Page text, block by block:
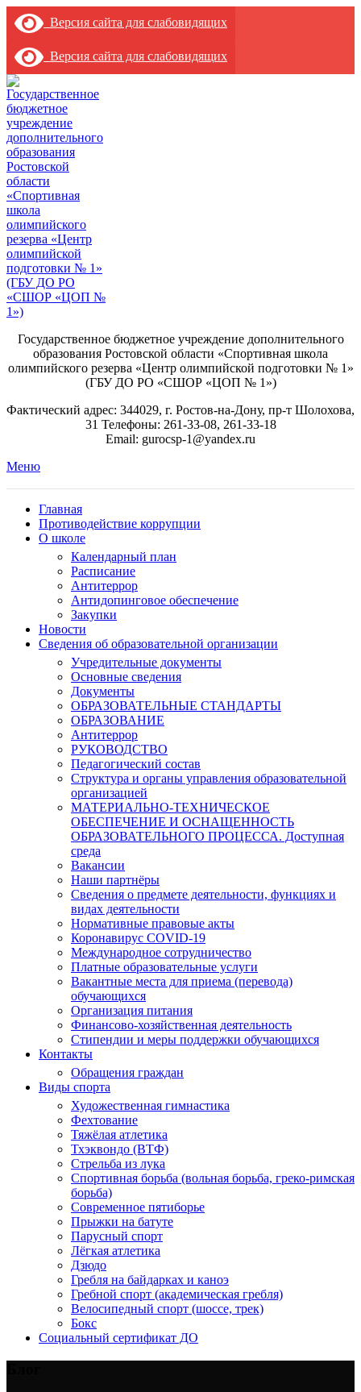
Версия сайта для слабовидящих
Версия сайта для слабовидящих
Государственное бюджетное учреждение дополнительного
образования Ростовской области «Спортивная школа
олимпийского резерва «Центр олимпийской подготовки № 1»
(ГБУ ДО РО «СШОР «ЦОП № 1»)
Фактический адрес: 344029, г. Ростов-на-Дону, пр-т Шолохова,
31 Телефоны: 261-33-08, 261-33-18
Email: gurocsp-1@yandex.ru
Меню
Главная
Противодействие коррупции
О школе
Календарный план
Расписание
Антитеррор
Антидопинговое обеспечение
Закупки
Новости
Сведения об образовательной организации
Учредительные документы
Основные сведения
Документы
ОБРАЗОВАТЕЛЬНЫЕ СТАНДАРТЫ
ОБРАЗОВАНИЕ
Антитеррор
РУКОВОДСТВО
Педагогический состав
Структура и органы управления образовательной
организацией
МАТЕРИАЛЬНО-ТЕХНИЧЕСКОЕ
ОБЕСПЕЧЕНИЕ И ОСНАЩЕННОСТЬ
ОБРАЗОВАТЕЛЬНОГО ПРОЦЕССА. Доступная
среда
Вакансии
Наши партнёры
Сведения о предмете деятельности, функциях и
видах деятельности
Нормативные правовые акты
Коронавирус COVID-19
Международное сотрудничество
Платные образовательные услуги
Вакантные места для приема (перевода)
обучающихся
Организация питания
Финансово-хозяйственная деятельность
Стипендии и меры поддержки обучающихся
Контакты
Обращения граждан
Виды спорта
Художественная гимнастика
Фехтование
Тяжёлая атлетика
Тхэквондо (ВТФ)
Стрельба из лука
Спортивная борьба (вольная борьба, греко-римская
борьба)
Современное пятиборье
Прыжки на батуте
Парусный спорт
Лёгкая атлетика
Дзюдо
Гребля на байдарках и каноэ
Гребной спорт (академическая гребля)
Велосипедный спорт (шоссе, трек)
Бокс
Социальный сертификат ДО